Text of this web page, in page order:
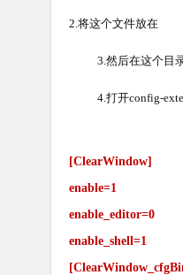
2.将这个文件放在
3.然后在这个目
4.打开config-
[ClearWindow]
enable=1
enable_editor=0
enable_shell=1